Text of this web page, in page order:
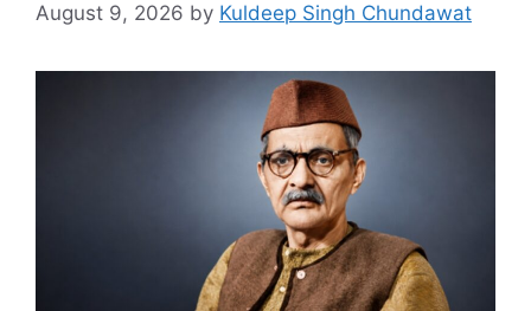
August 9, 2026 by Kuldeep Singh Chundawat